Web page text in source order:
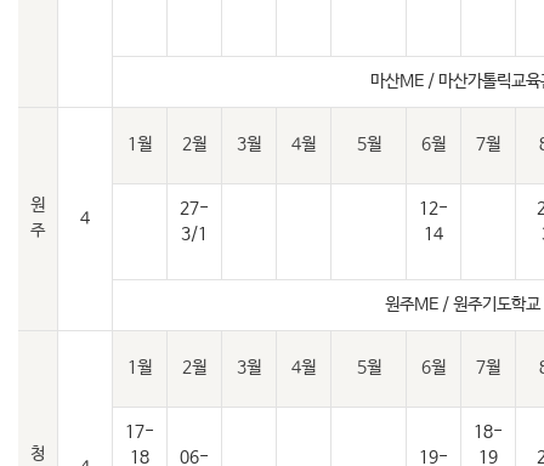
마산ME / 마산가톨릭교육
원
주
4
1월 2월 3월 4월 5월 6월 7월
27-
3/1
12-
14
원주ME / 원주기도학교
청
1월 2월 3월 4월 5월 6월 7월
17-
18
06- 19-
18-
19